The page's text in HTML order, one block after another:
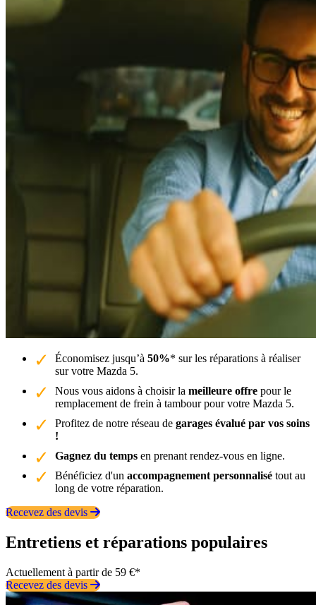
Économisez jusqu’à 50%* sur les réparations à réaliser
sur votre Mazda 5.
Nous vous aidons à choisir la meilleure offre pour le
remplacement de frein à tambour pour votre Mazda 5.
Profitez de notre réseau de garages évalué par vos soins
!
Gagnez du temps en prenant rendez-vous en ligne.
Bénéficiez d'un accompagnement personnalisé tout au
long de votre réparation.
Recevez des devis
Entretiens et réparations populaires
Actuellement à partir de 59 €*
Recevez des devis